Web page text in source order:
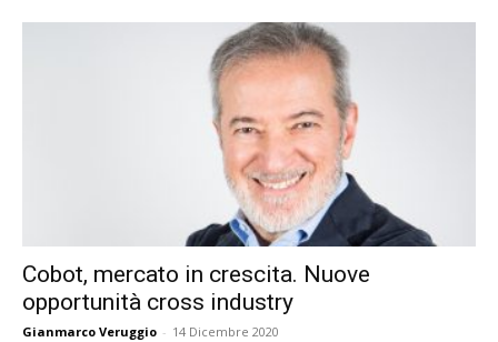
Cobot, mercato in crescita. Nuove
opportunità cross industry
Gianmarco Veruggio - 14 Dicembre 2020